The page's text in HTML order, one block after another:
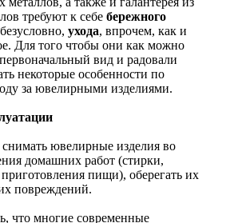
требуют к себе бережного
ухода, впрочем, как и
Для того чтобы они как можно
вид и радовали
некоторые особенности по
за ювелирными изделиями.
снимать ювелирные изделия во
домашних работ (стирки,
пищи), оберегать их
повреждений.
что многие современные